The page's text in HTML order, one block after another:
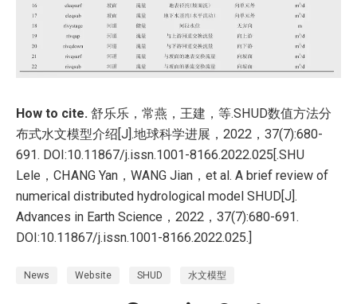
How to cite. 舒乐乐，常燕，王建，等.SHUD数值方法分
布式水文模型介绍[J].地球科学进展，2022，37(7):680-
691. DOI:10.11867/j.issn.1001-8166.2022.025[.SHU
Lele，CHANG Yan，WANG Jian，et al. A brief review of
numerical distributed hydrological model SHUD[J].
Advances in Earth Science，2022，37(7):680-691.
DOI:10.11867/j.issn.1001-8166.2022.025.]
News Website SHUD 水文模型